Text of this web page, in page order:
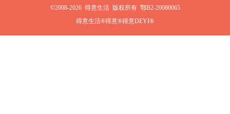
©2008-2026 得意生活 版权所有 鄂B2-20080065
得意生活®得意®得意DEYI®